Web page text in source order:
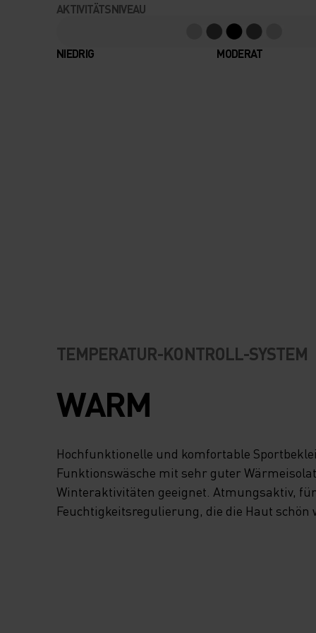
AKTIVITÄTSNIVEAU
NIEDRIG MODERAT
TEMPERATUR-KONTROLL-SYSTEM
WARM
Hochfunktionelle und komfortable
Funktionswäsche mit sehr guter
Winteraktivitäten geeignet. Atmungsaktiv,
Feuchtigkeitsregulierung, die die Haut schön